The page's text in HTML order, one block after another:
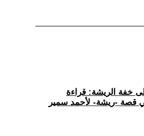
خفة الريشة: قراءة
قصة -ريشة- لأحمد سمير